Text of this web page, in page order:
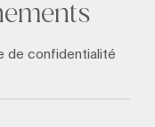
de confidentialité